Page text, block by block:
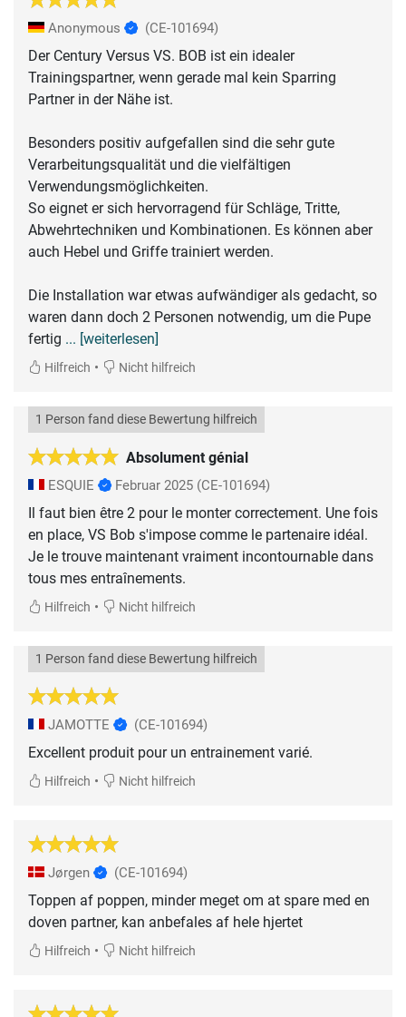
Anonymous (CE-101694)
Der Century Versus VS. BOB ist ein idealer
Trainingspartner, wenn gerade mal kein Sparring
Partner in der Nähe ist.
Besonders positiv aufgefallen sind die sehr gute
Verarbeitungsqualität und die vielfältigen
Verwendungsmöglichkeiten.
So eignet er sich hervorragend für Schläge, Tritte,
Abwehrtechniken und Kombinationen. Es können aber
auch Hebel und Griffe trainiert werden.
Die Installation war etwas aufwändiger als gedacht, so
waren dann doch 2 Personen notwendig, um die Pupe
fertig ... [weiterlesen]
Hilfreich • Nicht hilfreich
Absolument génial
1 Person fand diese Bewertung hilfreich
ESQUIE Februar 2025 (CE-101694)
Il faut bien être 2 pour le monter correctement. Une fois
en place, VS Bob s'impose comme le partenaire idéal.
Je le trouve maintenant vraiment incontournable dans
tous mes entraînements.
Hilfreich • Nicht hilfreich
1 Person fand diese Bewertung hilfreich
JAMOTTE (CE-101694)
Excellent produit pour un entrainement varié.
Hilfreich • Nicht hilfreich
Jørgen (CE-101694)
Toppen af poppen, minder meget om at spare med en
doven partner, kan anbefales af hele hjertet
Hilfreich • Nicht hilfreich